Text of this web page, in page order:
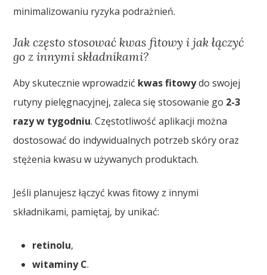
minimalizowaniu ryzyka podrażnień.
Jak często stosować kwas fitowy i jak łączyć
go z innymi składnikami?
Aby skutecznie wprowadzić kwas fitowydo swojej
rutyny pielęgnacyjnej, zaleca się stosowanie go 2-3
razy w tygodniu. Częstotliwość aplikacji można
dostosować do indywidualnych potrzeb skóry oraz
stężenia kwasu w używanych produktach.
Jeśli planujesz łączyć kwas fitowy z innymi
składnikami, pamiętaj, by unikać:
retinolu,
witaminy C.